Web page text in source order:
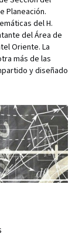
Planeación.
del H.
del Área de
Oriente. La
más de las
y diseñado